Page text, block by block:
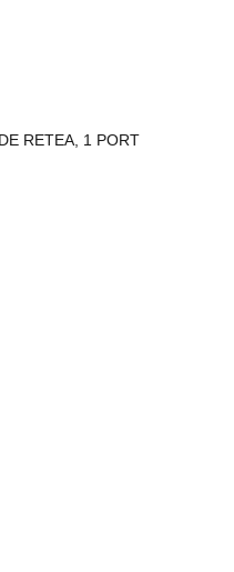
RETEA, 1 PORT